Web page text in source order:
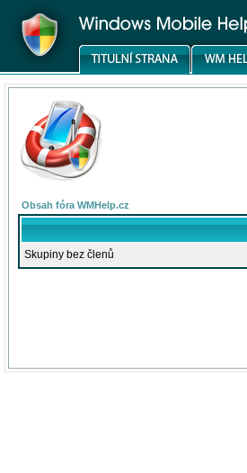
Obsah fóra WMHelp.cz
Skupiny bez členů